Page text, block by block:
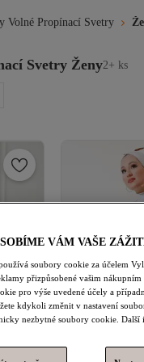
Volné Propínací Svetry
Svetry Ženy2+ ks
VÁM VAŠE
soubory cookie za účelem
přizpůsobené vašim
pro výše uvedené účely a
kdykoli změnit v nastavení
nezbytné soubory cookie. Další